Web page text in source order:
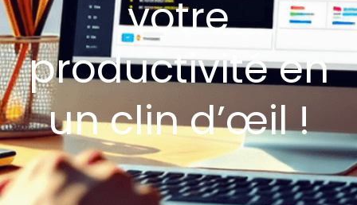
votre
productivité en
un clin d’œil !